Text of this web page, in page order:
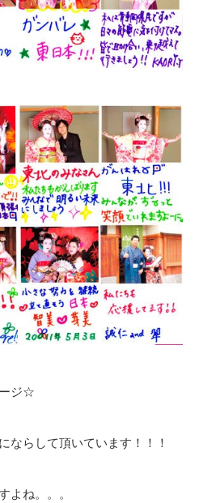
ジ☆
ならして頂いています！！！
よね。。。